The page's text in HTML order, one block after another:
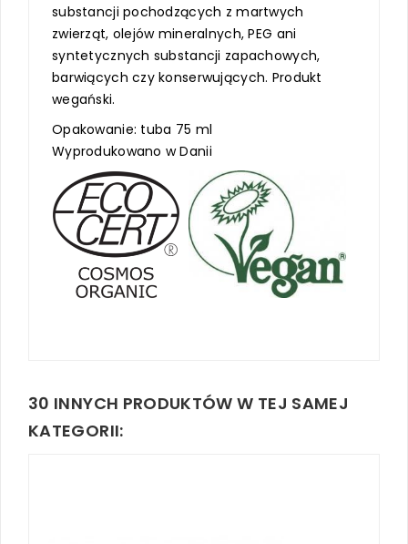
substancji pochodzących z martwych
zwierząt, olejów mineralnych, PEG ani
syntetycznych substancji zapachowych,
barwiących czy konserwujących. Produkt
wegański.
Opakowanie: tuba 75 ml
Wyprodukowano w Danii
30 INNYCH PRODUKTÓW W TEJ SAMEJ
KATEGORII: